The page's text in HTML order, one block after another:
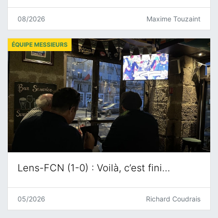
08/2026 Maxime Touzaint
Lens-FCN (1-0) : Voilà, c’est fini…
ÉQUIPE MESSIEURS
05/2026 Richard Coudrais